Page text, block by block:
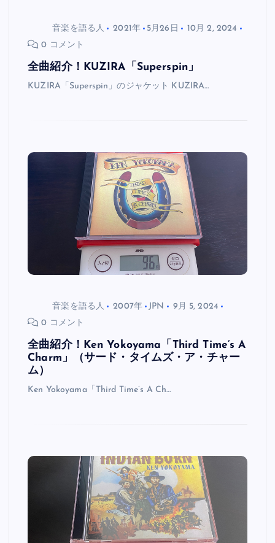
音楽を語る人 2021年 5月26日
10月 2, 2024
0 コメント
全曲紹介！KUZIRA「Superspin」
KUZIRA「Superspin」のジャケット KUZIRA…
音楽を語る人 2007年 JPN
9月 5, 2024
0 コメント
全曲紹介！Ken Yokoyama「Third Time’s A
Charm」（サード・タイムズ・ア・チャー
ム）
Ken Yokoyama「Third Time’s A Ch…